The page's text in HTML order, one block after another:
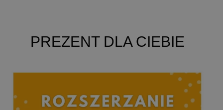
PREZENT DLA CIEBIE